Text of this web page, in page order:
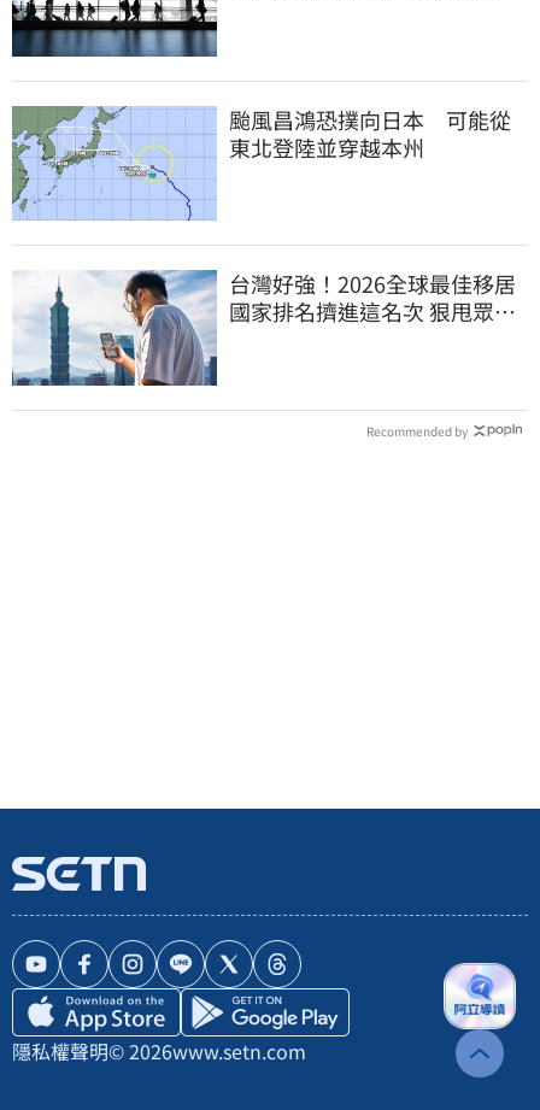
颱風昌鴻恐撲向日本 可能從
東北登陸並穿越本州
台灣好強！2026全球最佳移居
國家排名擠進這名次 狠甩眾多
Recommended by
隱私權聲明© 2026www.setn.com